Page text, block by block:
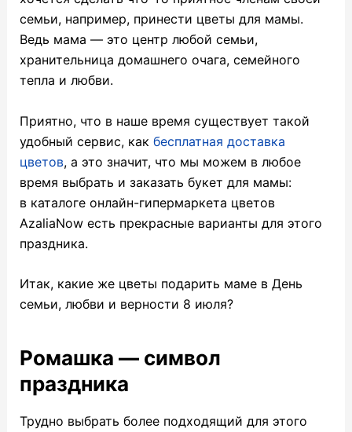
семьи, например, принести цветы для мамы.
Ведь мама — это центр любой семьи,
хранительница домашнего очага, семейного
тепла и любви.
Приятно, что в наше время существует такой
удобный сервис, как бесплатная доставка
цветов, а это значит, что мы можем в любое
время выбрать и заказать букет для мамы:
в каталоге онлайн-гипермаркета цветов
AzaliaNow есть прекрасные варианты для этого
праздника.
Итак, какие же цветы подарить маме в День
семьи, любви и верности 8 июля?
Ромашка — символ
праздника
Трудно выбрать более подходящий для этого